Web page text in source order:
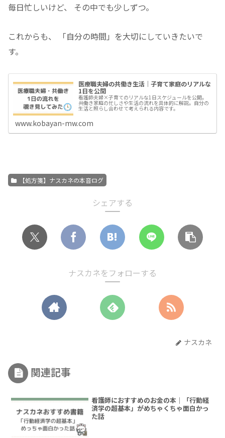
毎日忙しいけど、 その中でも少しずつ。
これからも、 「自分の時間」を大切にしていきたいで
す。
医療職夫婦の共働き生活｜子育て家庭のリアルな
1日を公開
看護師夫婦×子育てのリアルな1日スケジュールを公開。
共働き家庭の忙しさや生活の流れを具体的に解説。自分の
生活と照らし合わせて考えられる内容です。
www.kobayan-mw.com
【処方箋】ナスカネの本音ログ
シェアする
ナスカネをフォローする
ナスカネ
関連記事
看護師におすすめのお金の本｜「行動経
済学の超基本」がめちゃくちゃ面白かっ
た話